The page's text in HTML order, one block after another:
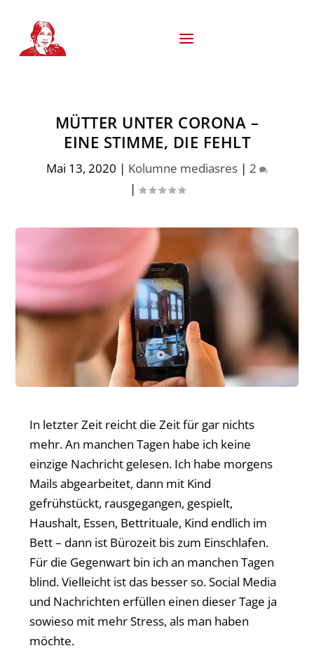
MÜTTER UNTER CORONA –
EINE STIMME, DIE FEHLT
Mai 13, 2020 | Kolumne mediasres | 2
|
In letzter Zeit reicht die Zeit für gar nichts
mehr. An manchen Tagen habe ich keine
einzige Nachricht gelesen. Ich habe morgens
Mails abgearbeitet, dann mit Kind
gefrühstückt, rausgegangen, gespielt,
Haushalt, Essen, Bettrituale, Kind endlich im
Bett – dann ist Bürozeit bis zum Einschlafen.
Für die Gegenwart bin ich an manchen Tagen
blind. Vielleicht ist das besser so. Social Media
und Nachrichten erfüllen einen dieser Tage ja
sowieso mit mehr Stress, als man haben
möchte.